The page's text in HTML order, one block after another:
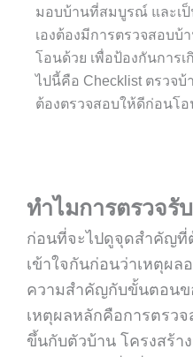
มอบบ้านที่สมบูรณ์ และเ
เองต้องมีการตรวจสอบบ้
โอนด้วย เพื่อป้องกันการ
ไปนี้คือ Checklist ตรวจ
ต้องตรวจสอบให้ดีก่อนโ
ทำไมการตรวจ
ก่อนที่จะไปดูจุดสำคัญที่
เข้าใจกันก่อนว่าเหตุผล
ความสำคัญกับขั้นตอนข
เหตุผลหลักคือการตรว
ขึ้นกับตัวบ้าน โครงสร้า